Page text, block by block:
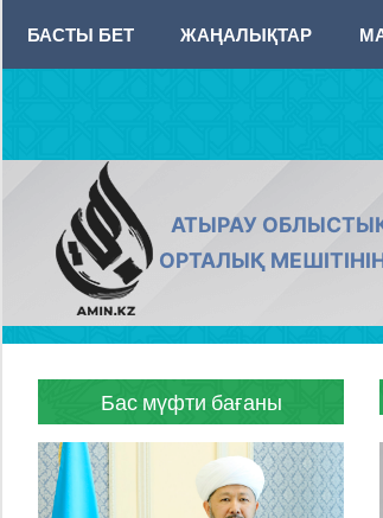
content
БАСТЫ БЕТ ЖАҢАЛЫҚТАР
AMIN.KZ
АТЫРАУ
ОРТАЛЫҚ
Бас мүфти бағаны